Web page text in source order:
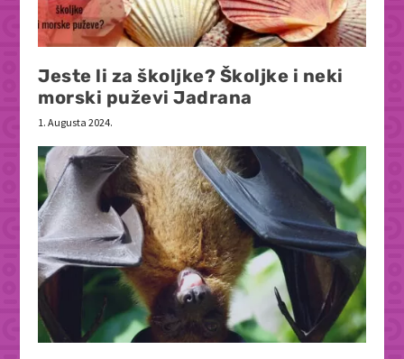
Jeste li za školjke? Školjke i neki
morski puževi Jadrana
1. Augusta 2024.